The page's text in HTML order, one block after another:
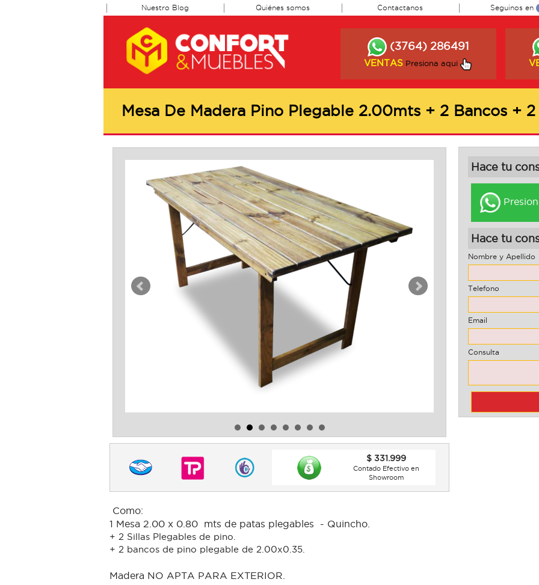
Nuestro Blog Quiénes somos Contactanos Seguinos en
(3764) 286491
VENTAS Presiona aqui
Mesa De Madera Pino Plegable 2.00mts + 2 Bancos + 2
$ 331.999
Contado Efectivo en
Showroom
Como:
1 Mesa 2.00 x 0.80 mts de patas plegables - Quincho.
+ 2 Sillas Plegables de pino.
+ 2 bancos de pino plegable de 2.00x0.35.
Madera NO APTA PARA EXTERIOR.
Hace tu
Hace tu
Nombre y Apellido
Telefono
Email
Consulta